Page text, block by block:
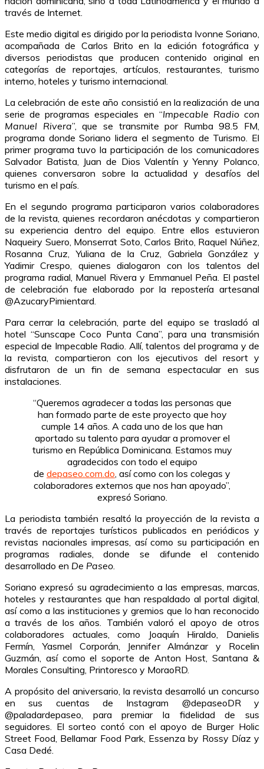
través de Internet.
Este medio digital es dirigido por la periodista Ivonne Soriano,
acompañada de Carlos Brito en la edición fotográfica y
diversos periodistas que producen contenido original en
categorías de reportajes, artículos, restaurantes, turismo
interno, hoteles y turismo internacional.
La celebración de este año consistió en la realización de una
serie de programas especiales en “Impecable Radio con
Manuel Rivera”, que se transmite por Rumba 98.5 FM,
programa donde Soriano lidera el segmento de Turismo. El
primer programa tuvo la participación de los comunicadores
Salvador Batista, Juan de Dios Valentín y Yenny Polanco,
quienes conversaron sobre la actualidad y desafíos del
turismo en el país.
En el segundo programa participaron varios colaboradores
de la revista, quienes recordaron anécdotas y compartieron
su experiencia dentro del equipo. Entre ellos estuvieron
Naqueiry Suero, Monserrat Soto, Carlos Brito, Raquel Núñez,
Rosanna Cruz, Yuliana de la Cruz, Gabriela González y
Yadimir Crespo, quienes dialogaron con los talentos del
programa radial, Manuel Rivera y Emmanuel Peña. El pastel
de celebración fue elaborado por la repostería artesanal
@AzucaryPimientard.
Para cerrar la celebración, parte del equipo se trasladó al
hotel “Sunscape Coco Punta Cana”, para una transmisión
especial de Impecable Radio. Allí, talentos del programa y de
la revista, compartieron con los ejecutivos del resort y
disfrutaron de un fin de semana espectacular en sus
instalaciones.
“Queremos agradecer a todas las personas que
han formado parte de este proyecto que hoy
cumple 14 años. A cada uno de los que han
aportado su talento para ayudar a promover el
turismo en República Dominicana. Estamos muy
agradecidos con todo el equipo
de depaseo.com.do , así como con los colegas y
colaboradores externos que nos han apoyado”,
expresó Soriano.
La periodista también resaltó la proyección de la revista a
través de reportajes turísticos publicados en periódicos y
revistas nacionales impresas, así como su participación en
programas radiales, donde se difunde el contenido
desarrollado en De Paseo
Soriano expresó su agradecimiento a las empresas, marcas,
hoteles y restaurantes que han respaldado al portal digital,
así como a las instituciones y gremios que lo han reconocido
a través de los años. También valoró el apoyo de otros
colaboradores actuales, como Joaquín Hiraldo, Danielis
Fermín, Yasmel Corporán, Jennifer Almánzar y Rocelin
Guzmán, así como el soporte de Anton Host, Santana &
Morales Consulting, Printoresco y MoraoRD.
A propósito del aniversario, la revista desarrolló un concurso
en sus cuentas de Instagram @depaseoDR y
@paladardepaseo, para premiar la fidelidad de sus
seguidores. El sorteo contó con el apoyo de Burger Holic
Street Food, Bellamar Food Park, Essenza by Rossy Díaz y
Casa Dedé.